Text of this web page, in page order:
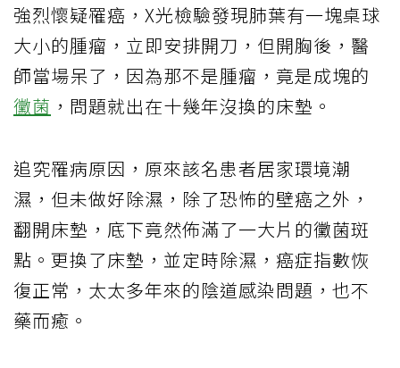
強烈懷疑罹癌，X光檢驗發現肺葉有一塊桌球
大小的腫瘤，立即安排開刀，但開胸後，醫
師當場呆了，因為那不是腫瘤，竟是成塊的
黴菌 ，問題就出在十幾年沒換的床墊。
追究罹病原因，原來該名患者居家環境潮
濕，但未做好除濕，除了恐怖的壁癌之外，
翻開床墊，底下竟然佈滿了一大片的黴菌斑
點。更換了床墊，並定時除濕，癌症指數恢
復正常，太太多年來的陰道感染問題，也不
藥而癒。